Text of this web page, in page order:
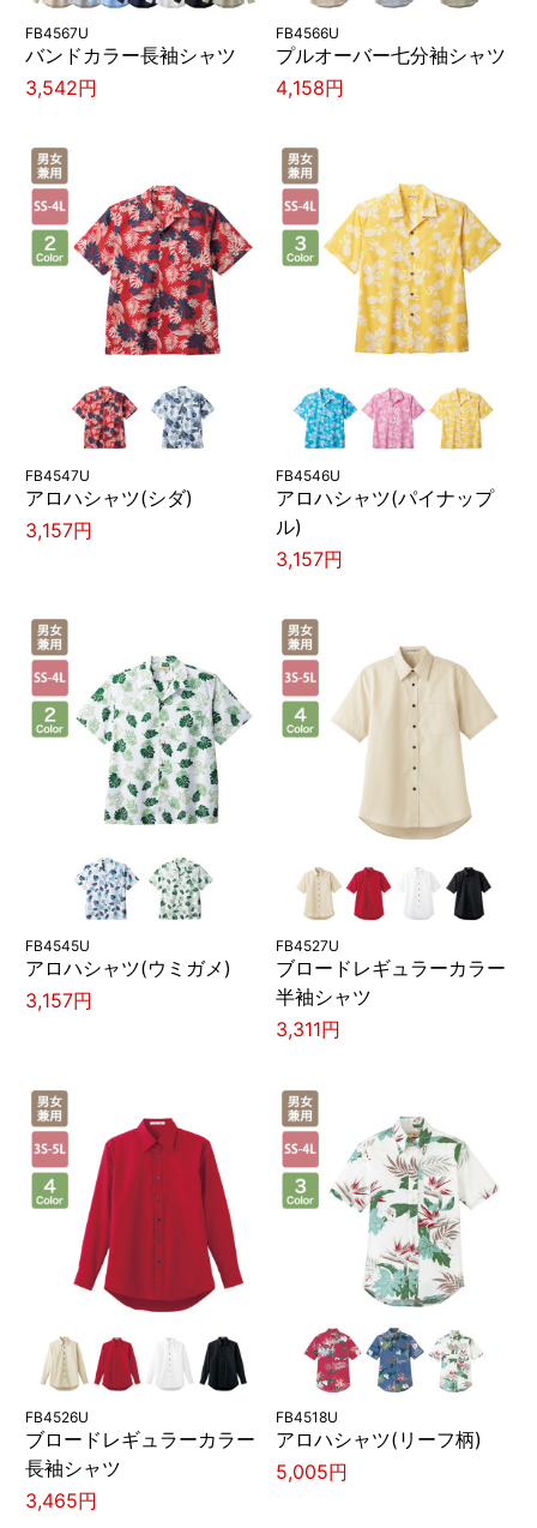
FB4567U
バンドカラー長袖シャツ
3,542円
FB4566U
プルオーバー七分袖シャツ
4,158円
FB4547U
アロハシャツ(シダ)
3,157円
FB4546U
アロハシャツ(パイナップ
ル)
3,157円
FB4545U
アロハシャツ(ウミガメ)
3,157円
FB4527U
ブロードレギュラーカラー
半袖シャツ
3,311円
FB4526U
ブロードレギュラーカラー
長袖シャツ
3,465円
FB4518U
アロハシャツ(リーフ柄)
5,005円